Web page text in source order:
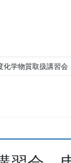
化学物質取扱講習会